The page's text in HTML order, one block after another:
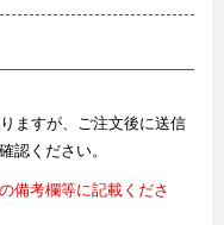
ますが、ご注文後に送信
認ください。
備考欄等に記載くださ